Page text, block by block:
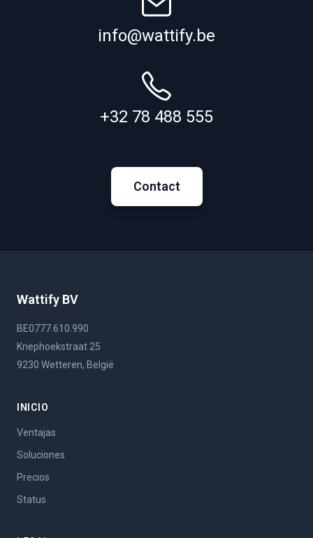
info@wattify.be
+32 78 488 555
Contact
Wattify BV
BE0777.610.990
Kriephoekstraat 25
9230 Wetteren, België
INICIO
Ventajas
Soluciones
Precios
Status